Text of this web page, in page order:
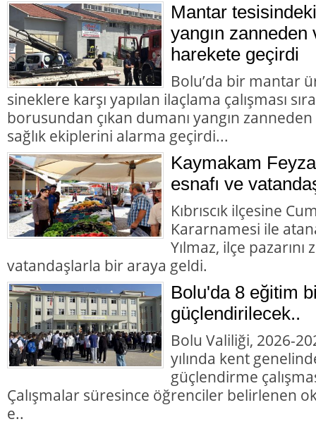
Mantar
yangın
harekete geçirdi
Bolu’da bir mantar
sineklere karşı yapılan ilaçlama çalışması
borusundan çıkan dumanı yangın
sağlık ekiplerini alarma geçirdi...
Kaymakam
esnafı ve
Kıbrıscık ilçesine
Kararnamesi ile
Yılmaz, ilçe
vatandaşlarla bir araya geldi.
Bolu'da 8 eğitim
güçlendirilecek..
Bolu Valiliği, 2026-
yılında kent
güçlendirme
Çalışmalar süresince öğrenciler belirlenen
e..